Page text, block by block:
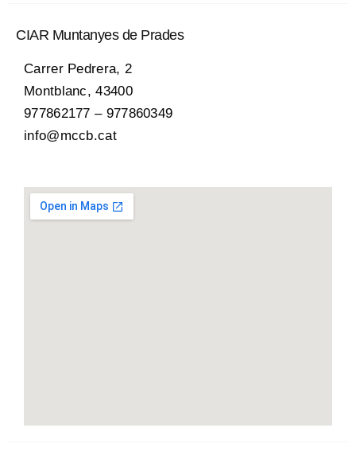
CIAR Muntanyes de Prades​
Carrer Pedrera, 2
Montblanc, 43400
977862177 – 977860349
info@mccb.cat